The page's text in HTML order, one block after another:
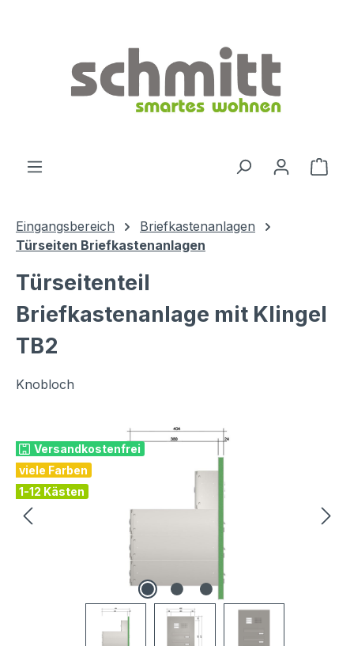
Eingangsbereich
Briefkastenanlagen
Türseiten Briefkastenanlagen
Türseitenteil
Briefkastenanlage mit Klingel
TB2
Knobloch
Versandkostenfrei
viele Farben
1-12 Kästen